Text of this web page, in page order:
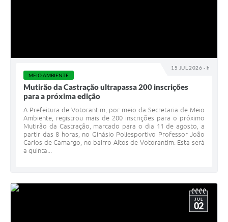
Contato
15 JUL 2026 - h
MEIO AMBIENTE
Mutirão da Castração ultrapassa 200 inscrições
para a próxima edição
A Prefeitura de Votorantim, por meio da Secretaria de Meio
Ambiente, registrou mais de 200 inscrições para o próximo
Mutirão da Castração, marcado para o dia 11 de agosto, a
partir das 8 horas, no Ginásio Poliesportivo Professor João
Carlos de Camargo, no bairro Altos de Votorantim. Esta será
a quinta...
JUL
02